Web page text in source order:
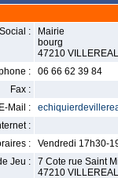
:
Mairie
bourg
47210 VILLEREAL
:
06 66 62 39 84
Fax :
E-Mail :
:
:
Vendredi 17h30-
Jeu :
7 Cote rue Saint
47210 VILLEREAL